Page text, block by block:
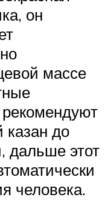
он
массе
казан до
дальше этот
человека.